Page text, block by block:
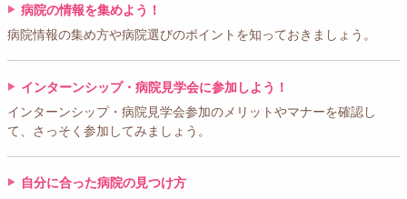
病院の情報を集めよう！
病院情報の集め方や病院選びのポイントを知っておきましょう。
インターンシップ・病院見学会に参加しよう！
インターンシップ・病院見学会参加のメリットやマナーを確認し
て、さっそく参加してみましょう。
自分に合った病院の見つけ方